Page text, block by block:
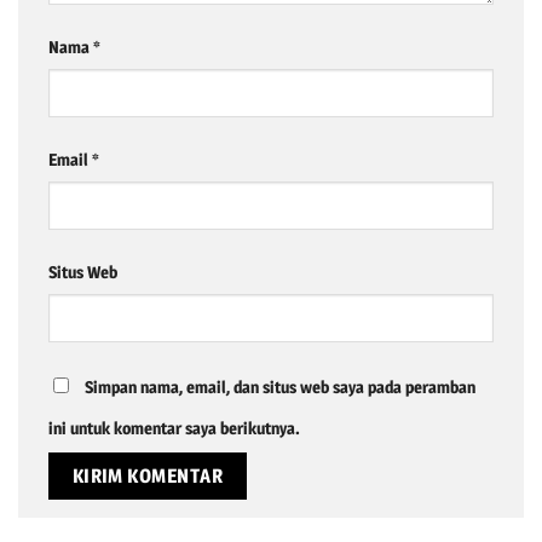
Nama*
Email *
Situs Web
Simpan nama, email, dan situs web saya pada peramban
ini untuk komentar saya berikutnya.